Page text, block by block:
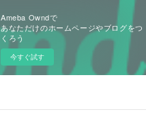
Ameba Owndで
あなただけのホームページやブログをつ
くろう
今すぐ試す